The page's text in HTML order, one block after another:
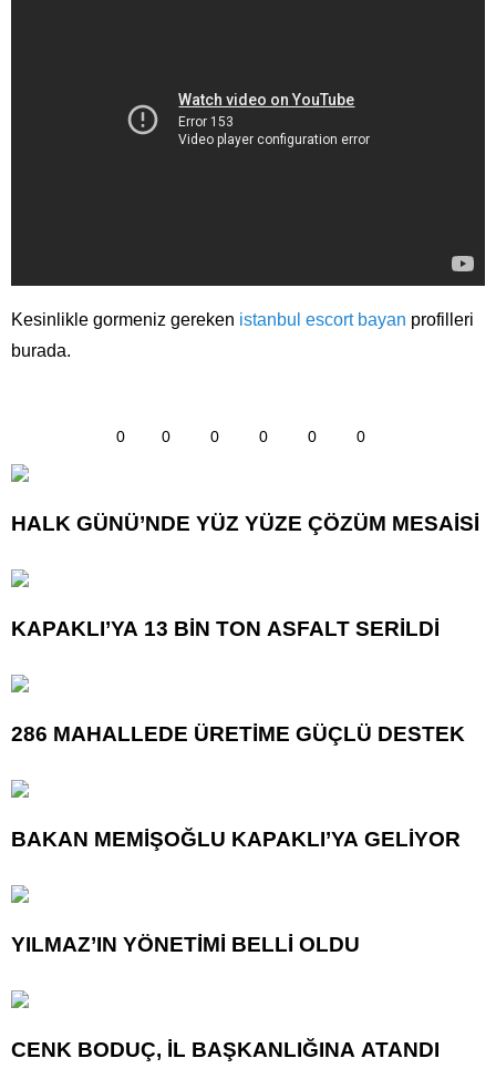
Kesinlikle gormeniz gereken istanbul escort bayan profilleri
burada.
0 0 0 0 0 0
HALK GÜNÜ’NDE YÜZ YÜZE ÇÖZÜM MESAİSİ
KAPAKLI’YA 13 BİN TON ASFALT SERİLDİ
286 MAHALLEDE ÜRETİME GÜÇLÜ DESTEK
BAKAN MEMİŞOĞLU KAPAKLI’YA GELİYOR
YILMAZ’IN YÖNETİMİ BELLİ OLDU
CENK BODUÇ, İL BAŞKANLIĞINA ATANDI